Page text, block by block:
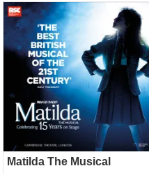
Matilda The Musical
Matilda The Musical